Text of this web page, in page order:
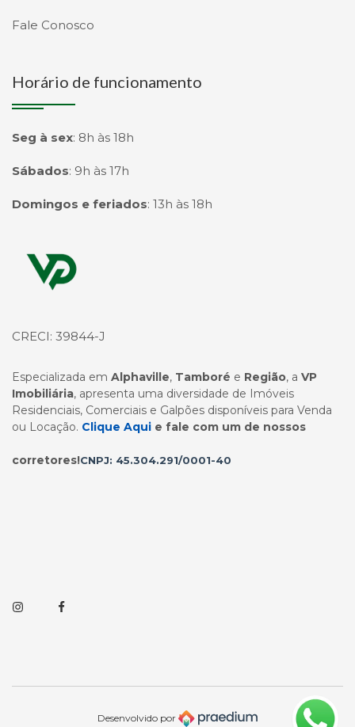
Fale Conosco
Horário de funcionamento
Seg à sex: 8h às 18h
Sábados: 9h às 17h
Domingos e feriados: 13h às 18h
Página inicial
CRECI: 39844-J
Especializada em Alphaville, Tamboré e Região, a VP
Imobiliária, apresenta uma diversidade de Imóveis
Residenciais, Comerciais e Galpões disponíveis para Venda
ou Locação. Clique Aqui e fale com um de nossos
corretores!CNPJ: 45.304.291/0001-40
InstagramFacebook
Desenvolvido por